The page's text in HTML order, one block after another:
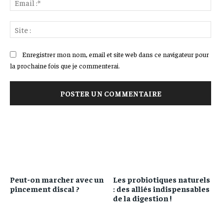
:*
:
Enregistrer mon nom, email et site web dans ce navigateur pour
la prochaine fois que je commenterai.
Peut-on marcher avec un
pincement discal ?
Les probiotiques naturels
: des alliés indispensables
de la digestion !